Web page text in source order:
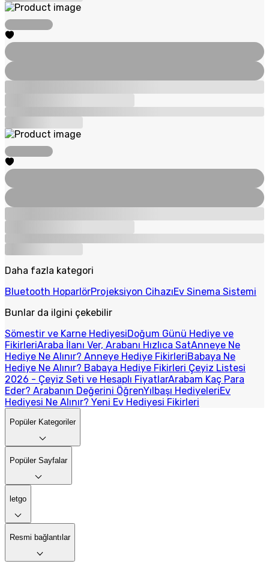
Daha fazla kategori
Bluetooth HoparlörProjeksiyon CihazıEv Sinema Sistemi
Bunlar da ilgini çekebilir
Sömestir ve Karne HediyesiDoğum Günü Hediye ve
FikirleriAraba İlanı Ver, Arabanı Hızlıca SatAnneye Ne
Hediye Ne Alınır? Anneye Hediye FikirleriBabaya Ne
Hediye Ne Alınır? Babaya Hediye Fikirleri Çeyiz Listesi
2026 - Çeyiz Seti ve Hesaplı FiyatlarArabam Kaç Para
Eder? Arabanın Değerini ÖğrenYılbaşı HediyeleriEv
Hediyesi Ne Alınır? Yeni Ev Hediyesi Fikirleri
Popüler Kategoriler
Popüler Sayfalar
letgo
Resmi bağlantılar